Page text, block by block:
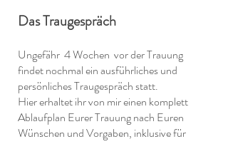
Das Traugespräch
Ungefähr 4 Wochen vor der Trauung
findet nochmal ein ausführliches und
persönliches Traugespräch statt.
Hier erhaltet ihr von mir einen komplett
Ablaufplan Eurer Trauung nach Euren
Wünschen und Vorgaben, inklusive für